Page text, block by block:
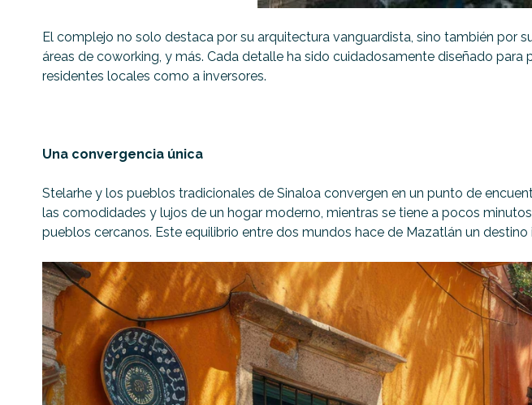
El complejo no solo destaca por su arquitectura vanguardista, sino también por
áreas de coworking, y más. Cada detalle ha sido cuidadosamente diseñado
residentes locales como a inversores.
Una convergencia única
Stelarhe y los pueblos tradicionales de Sinaloa convergen en un punto de
las comodidades y lujos de un hogar moderno, mientras se tiene a pocos
pueblos cercanos. Este equilibrio entre dos mundos hace de Mazatlán un